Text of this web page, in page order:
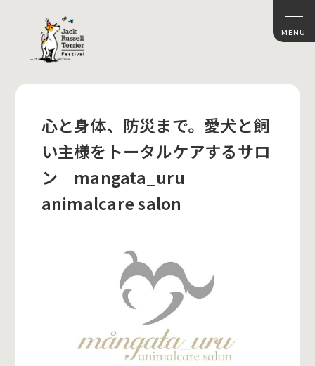
心と身体、防災まで。愛犬と飼
い主様をトータルケアするサロ
ン mangata_uru
animalcare salon